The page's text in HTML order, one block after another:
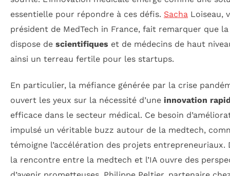
essentielle pour répondre à ces défis. Sacha Loiseau,
président de MedTech in France, fait remarquer que
dispose de scientifiques et de médecins de haut
ainsi un terreau fertile pour les startups.
En particulier, la méfiance générée par la crise
ouvert les yeux sur la nécessité d’une innovation
efficace dans le secteur médical. Ce besoin
impulsé un véritable buzz autour de la medtech,
témoigne l’accélération des projets entrepreneuriaux.
la rencontre entre la medtech et l’IA ouvre des